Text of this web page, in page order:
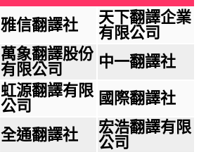
雅信翻譯社
天下翻譯企業
有限公司
萬象翻譯股份
有限公司
中一翻譯社
虹源翻譯有限
公司
國際翻譯社
全通翻譯社
宏浩翻譯有限
公司